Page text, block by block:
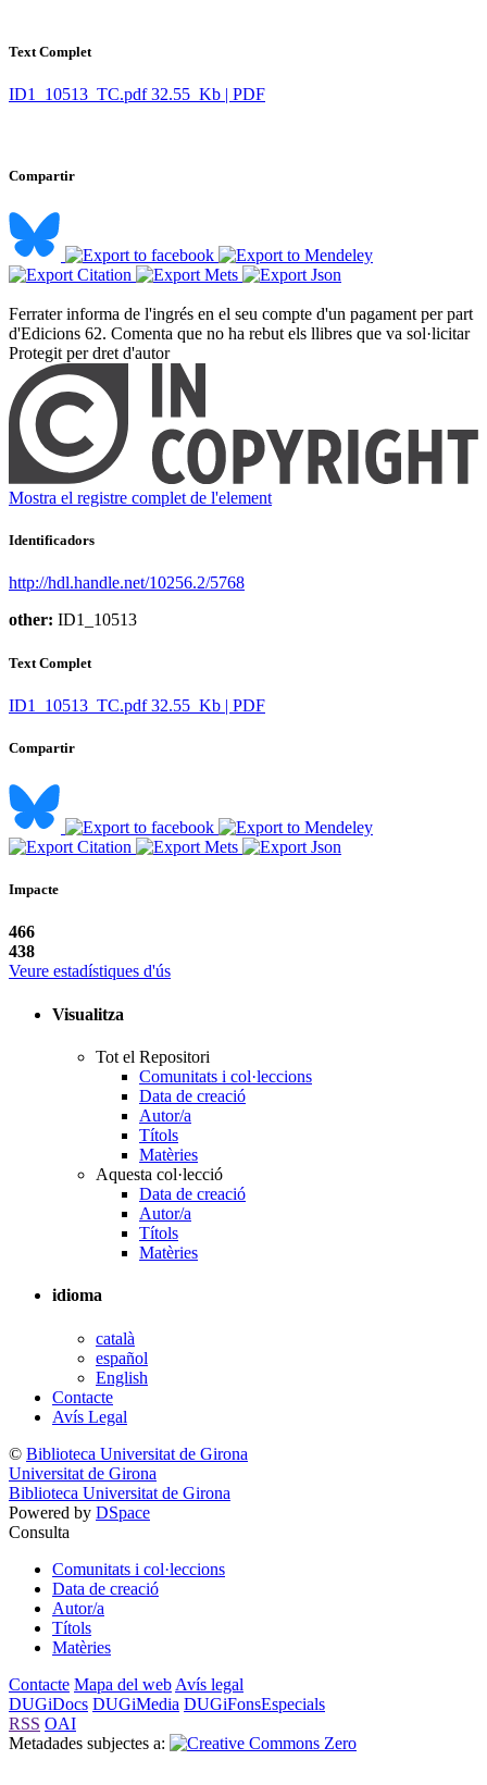
Text Complet
ID1_10513_TC.pdf 32.55 Kb | PDF
Compartir
Ferrater informa de l'ingrés en el seu compte d'un pagament per part
d'Edicions 62. Comenta que no ha rebut els llibres que va sol·licitar ​
Protegit per dret d'autor
Mostra el registre complet de l'element
Identificadors
http://hdl.handle.net/10256.2/5768
other: ID1_10513
Text Complet
ID1_10513_TC.pdf 32.55 Kb | PDF
Compartir
Impacte
466
438
Veure estadístiques d'ús
Visualitza
Tot el Repositori
Comunitats i col·leccions
Data de creació
Autor/a
Títols
Matèries
Aquesta col·lecció
Data de creació
Autor/a
Títols
Matèries
idioma
català
español
English
Contacte
Avís Legal
© Biblioteca Universitat de Girona
Universitat de Girona
Biblioteca Universitat de Girona
Powered by DSpace
Consulta
Comunitats i col·leccions
Data de creació
Autor/a
Títols
Matèries
Contacte Mapa del web Avís legal
DUGiDocs DUGiMedia DUGiFonsEspecials
RSS OAI
Metadades subjectes a: